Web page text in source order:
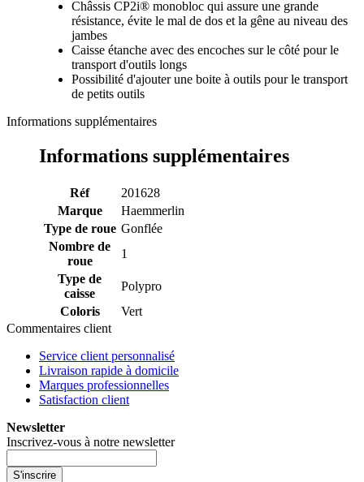
Châssis CP2i® monobloc qui assure une grande
résistance, évite le mal de dos et la gêne au niveau des
jambes
Caisse étanche avec des encoches sur le côté pour le
transport d'outils longs
Possibilité d'ajouter une boite à outils pour le transport
de petits outils
Informations supplémentaires
Informations supplémentaires
Réf
201628
Marque
Haemmerlin
Type de roue Gonflée
Nombre de
roue
1
Type de
caisse
Polypro
Coloris
Vert
Commentaires client
Service client personnalisé
Livraison rapide à domicile
Marques professionnelles
Satisfaction client
Newsletter
Inscrivez-vous à notre newsletter
S'inscrire